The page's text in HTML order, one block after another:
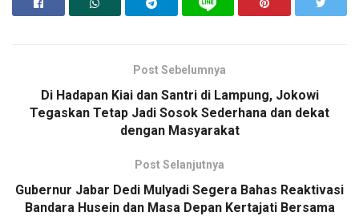
Post Sebelumnya
Di Hadapan Kiai dan Santri di Lampung, Jokowi
Tegaskan Tetap Jadi Sosok Sederhana dan dekat
dengan Masyarakat
Post Selanjutnya
Gubernur Jabar Dedi Mulyadi Segera Bahas Reaktivasi
Bandara Husein dan Masa Depan Kertajati Bersama